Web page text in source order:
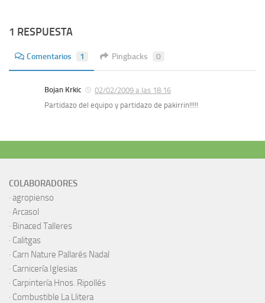
1 RESPUESTA
Comentarios 1 Pingbacks 0
Bojan Krkic
02/02/2009 a las 18:16
Partidazo del equipo y partidazo de pakirrin!!!!!
COLABORADORES
· agropienso
· Arcasol
· Binaced Talleres
· Calitgas
· Carn Nature Pallarés Nadal
· Carnicería Iglesias
· Carpintería Hnos. Ripollés
· Combustible La Llitera